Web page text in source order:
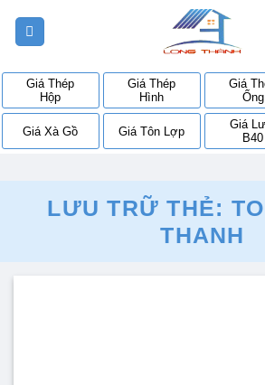
dungGiá Thép
Hộp
Giá Thép
Hình
Giá
Ống
Giá Xà Gồ Giá Tôn Lợp
Giá
B40
LƯU TRỮ THẺ:
THANH